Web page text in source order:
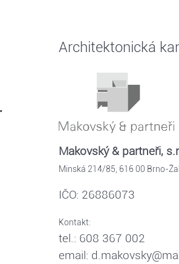
Architektonická
Makovský & partneři,
Minská 214/85, 616 00 Brno-
IČO: 26886073
Kontakt:
tel.: 608 367 002
email: